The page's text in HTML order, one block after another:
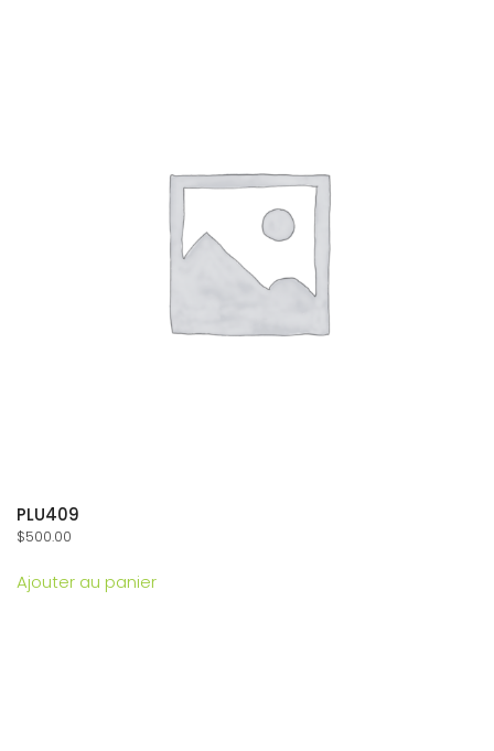
PLU409
$500.00
Ajouter au panier